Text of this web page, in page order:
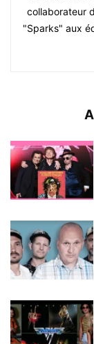
collaborateur
"Sparks" aux